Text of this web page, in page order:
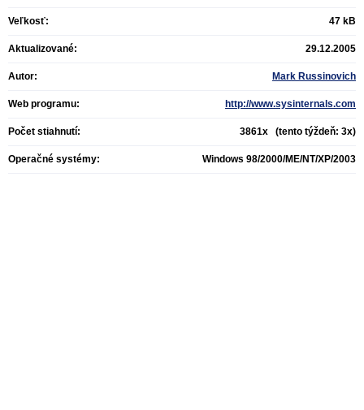
Veľkosť: 47 kB
Aktualizované: 29.12.2005
Autor: Mark Russinovich
Web programu: http://www.sysinternals.com
Počet stiahnutí: 3861x (tento týždeň: 3x)
Operačné systémy: Windows 98/2000/ME/NT/XP/2003